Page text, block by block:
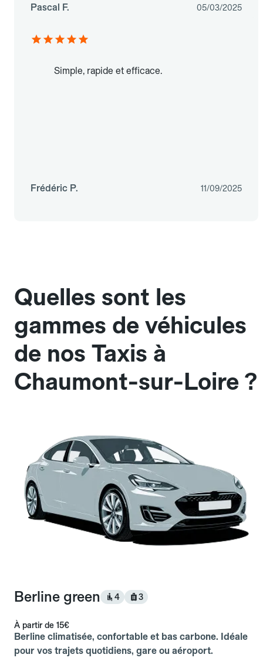
Pascal F. 05/03/2025
Simple, rapide et efficace.
Frédéric P. 11/09/2025
Quelles sont les
gammes de véhicules
de nos Taxis à
Chaumont-sur-Loire ?
Berline green 4 3
À partir de 15€
Berline climatisée, confortable et bas carbone. Idéale
pour vos trajets quotidiens, gare ou aéroport.